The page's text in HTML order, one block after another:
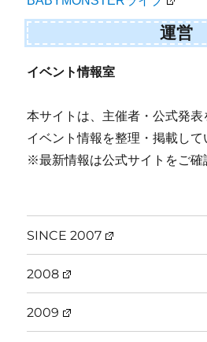
運営
イベント情報室
本サイトは、主催者・公式発表
イベント情報を整理・掲載して
※最新情報は公式サイトをご確
SINCE 2007
2008
2009